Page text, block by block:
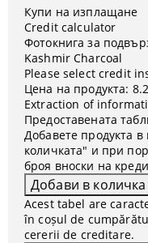
Купи на изплащане
Credit calculator
Фотокнига за
Kashmir Charcoal
Please select credit
Цена на продукта:
Extraction of
Предоставената
Добавете продукта
количката" и при
броя вноски на
Acest tabel are
în coșul de
cererii de creditare.